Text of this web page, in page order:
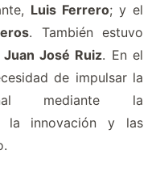
, Luis Ferrero; y el
. También estuvo
Juan José Ruiz. En el
de impulsar la
mediante la
la innovación y las